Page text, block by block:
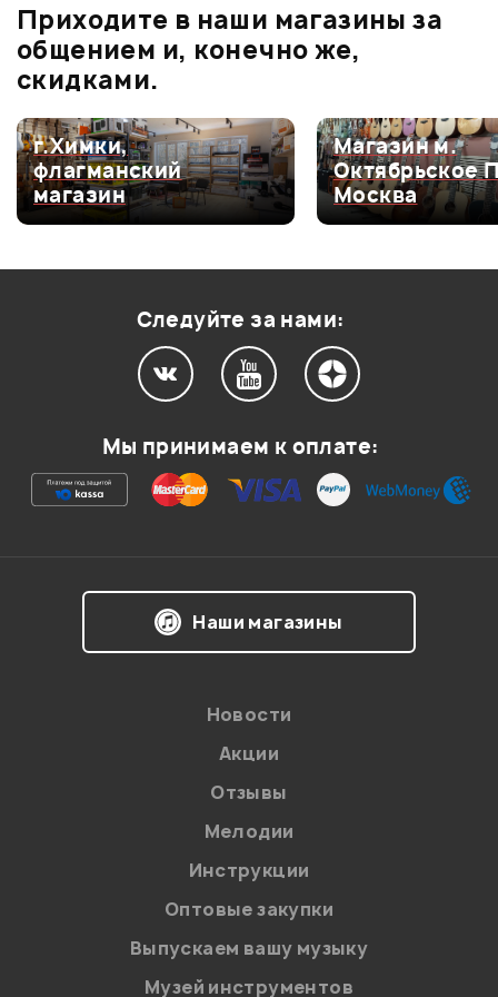
5.0
Оценка5
100%
Оценка4
0
Оценка3
0
0
Подоидет гитара для легких стилей?
Гость 13.05.2012
Мой отзыв о товаре
Впечатления о товаре:
Приходите в наши магазины за
общением и, конечно же,
скидками.
г.Химки,
флагманский
магазин
Магазин м.
Октябрьское
Москва
Следуйте за нами:
Мы принимаем к оплате:
Наши магазины
Новости
Акции
Отзывы
Мелодии
Инструкции
Оптовые закупки
Выпускаем вашу музыку
Музей инструментов